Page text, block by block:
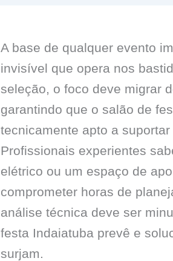
A base de qualquer evento
invisível que opera nos
seleção, o foco deve migrar
garantindo que o salão de
tecnicamente apto a
Profissionais experientes
elétrico ou um espaço de
comprometer horas de
análise técnica deve ser
festa Indaiatuba prevê e
surjam.